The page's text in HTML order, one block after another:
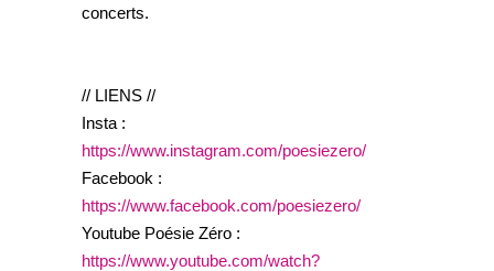
concerts.
// LIENS //
Insta :
https://www.instagram.com/poesiezero/
Facebook :
https://www.facebook.com/poesiezero/
Youtube Poésie Zéro :
https://www.youtube.com/watch?